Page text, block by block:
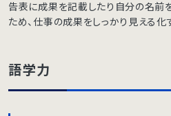
告表に成果を記載したり自分の名前
ため、仕事の成果をしっかり見える化
語学力